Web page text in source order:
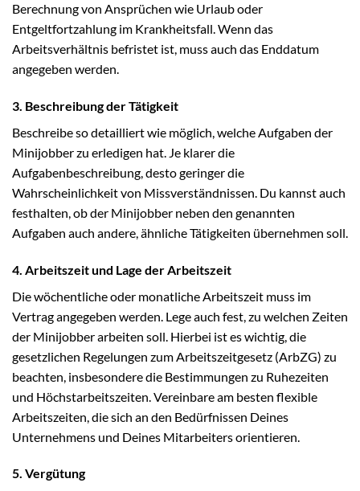
Berechnung von Ansprüchen wie Urlaub oder
Entgeltfortzahlung im Krankheitsfall. Wenn das
Arbeitsverhältnis befristet ist, muss auch das Enddatum
angegeben werden.
3. Beschreibung der Tätigkeit
Beschreibe so detailliert wie möglich, welche Aufgaben der
Minijobber zu erledigen hat. Je klarer die
Aufgabenbeschreibung, desto geringer die
Wahrscheinlichkeit von Missverständnissen. Du kannst auch
festhalten, ob der Minijobber neben den genannten
Aufgaben auch andere, ähnliche Tätigkeiten übernehmen soll.
4. Arbeitszeit und Lage der Arbeitszeit
Die wöchentliche oder monatliche Arbeitszeit muss im
Vertrag angegeben werden. Lege auch fest, zu welchen Zeiten
der Minijobber arbeiten soll. Hierbei ist es wichtig, die
gesetzlichen Regelungen zum Arbeitszeitgesetz (ArbZG) zu
beachten, insbesondere die Bestimmungen zu Ruhezeiten
und Höchstarbeitszeiten. Vereinbare am besten flexible
Arbeitszeiten, die sich an den Bedürfnissen Deines
Unternehmens und Deines Mitarbeiters orientieren.
5. Vergütung